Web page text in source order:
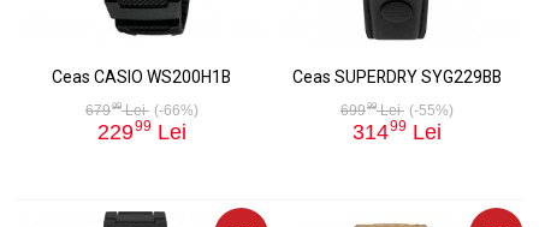
Ceas CASIO WS200H1B
67999Lei (-66%)
22999 Lei
Ceas SUPERDRY SYG229BB
69999Lei (-55%)
31499 Lei